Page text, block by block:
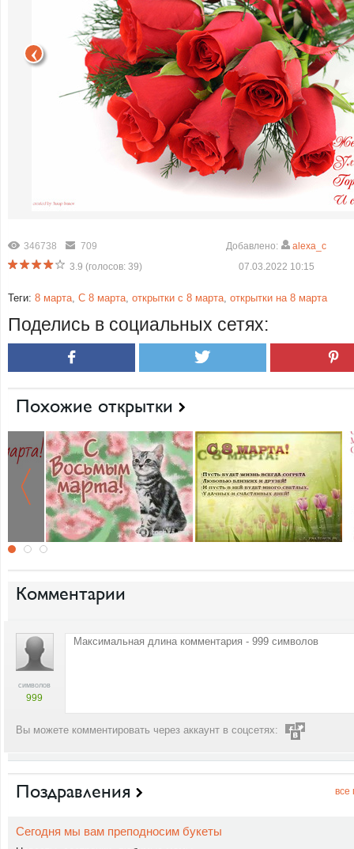
346738
709
3.9 (голосов: 39)
Добавлено:
alexa_c
07.03.2022 10:15
Теги: 8 марта, С 8 марта, открытки с 8 марта, открытки на 8 марта
Поделись в социальных сетях:
Похожие открытки
Комментарии
символов
999
Вы можете комментировать через аккаунт в соцсетях:
Поздравления все
Сегодня мы вам преподносим букеты